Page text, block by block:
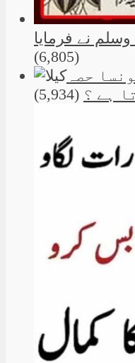
نے فرمایا
(6,805)
حصہ
ہے ؟ (5,934)